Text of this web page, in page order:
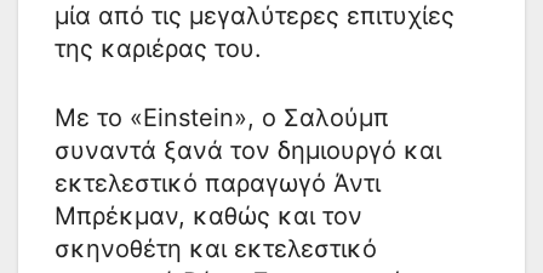
μία από τις μεγαλύτερες επιτυχίες
της καριέρας του.
Με το «Einstein», ο Σαλούμπ
συναντά ξανά τον δημιουργό και
εκτελεστικό παραγωγό Άντι
Μπρέκμαν, καθώς και τον
σκηνοθέτη και εκτελεστικό